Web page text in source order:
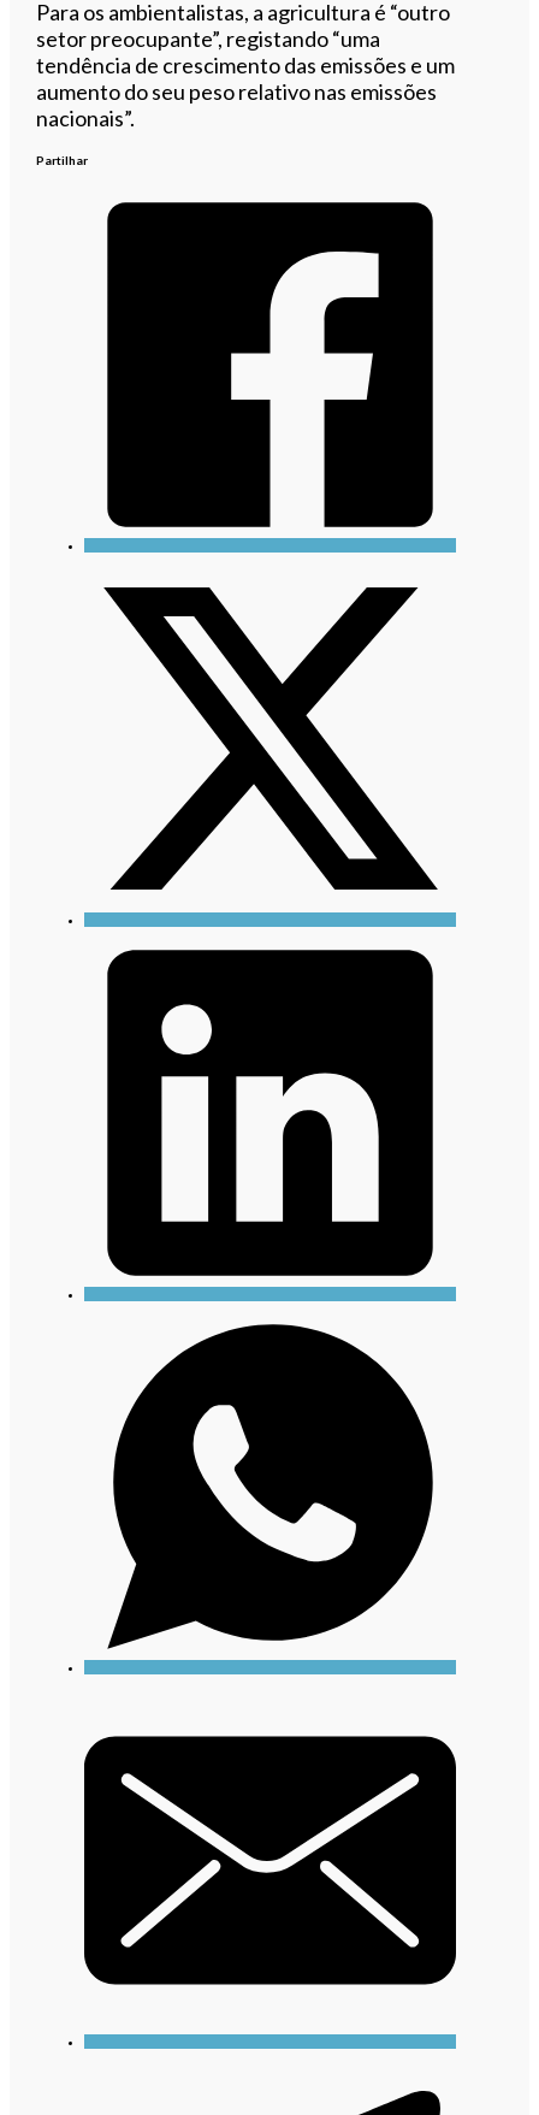
Para os ambientalistas, a agricultura é “outro
setor preocupante”, registando “uma
tendência de crescimento das emissões e um
aumento do seu peso relativo nas emissões
nacionais”.
Partilhar